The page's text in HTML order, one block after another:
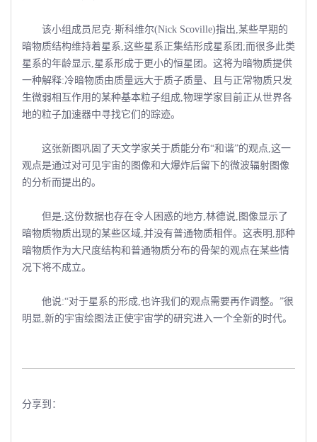
该小组成员尼克·斯科维尔(Nick Scoville)指出,某些早期的
暗物质结构维持着星系,这些星系正集结形成星系团;而很多此类
星系的年龄显示,星系形成于更小的恒星团。这将为暗物质提供
一种解释:冷暗物质由质量远大于质子质量、且与正常物质只发
生微弱相互作用的某种基本粒子组成,物理学家目前正从世界各
地的粒子加速器中寻找它们的踪迹。
这张新图巩固了天文学家关于质能分布“和谐”的观点,这一
观点是通过对可见宇宙的图像和大爆炸后留下的微波辐射图像
的分析而提出的。
但是,这份数据也存在令人困惑的地方,林德说,图像显示了
暗物质物质出现的某些区域,并没有普通物质相伴。这表明,那种
暗物质作为大尺度结构和普通物质分布的骨架的观点在某些情
况下将不成立。
他说:“对于星系的形成,也许我们的观点需要再作调整。”很
明显,新的宇宙绘图法正使宇宙学的研究进入一个全新的时代。
分享到：